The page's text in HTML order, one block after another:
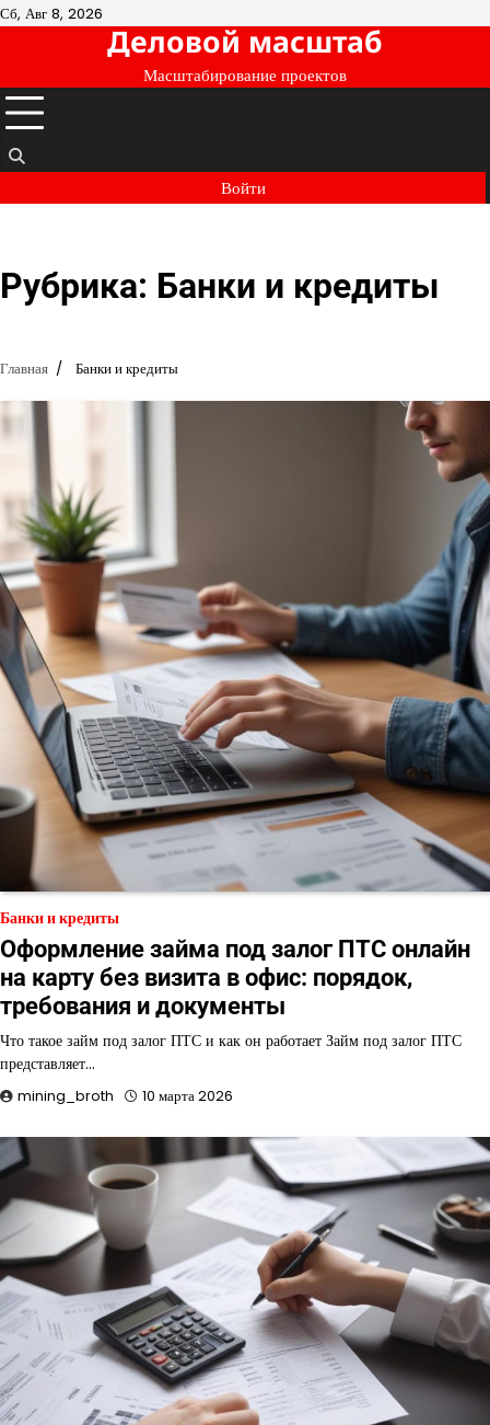
Перейти
Сб, Авг 8, 2026
Деловой масштаб
Масштабирование проектов
Войти
Рубрика: Банки и кредиты
Главная Банки и кредиты
Банки и кредиты
Оформление займа под залог ПТС онлайн
на карту без визита в офис: порядок,
требования и документы
Что такое займ под залог ПТС и как он работает Займ под залог ПТС
представляет…
mining_broth 10 марта 2026